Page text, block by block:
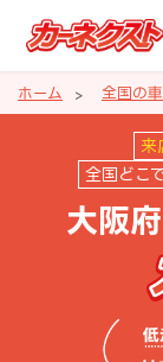
ホーム 全国の
大阪府摂来
全国どこ
大阪